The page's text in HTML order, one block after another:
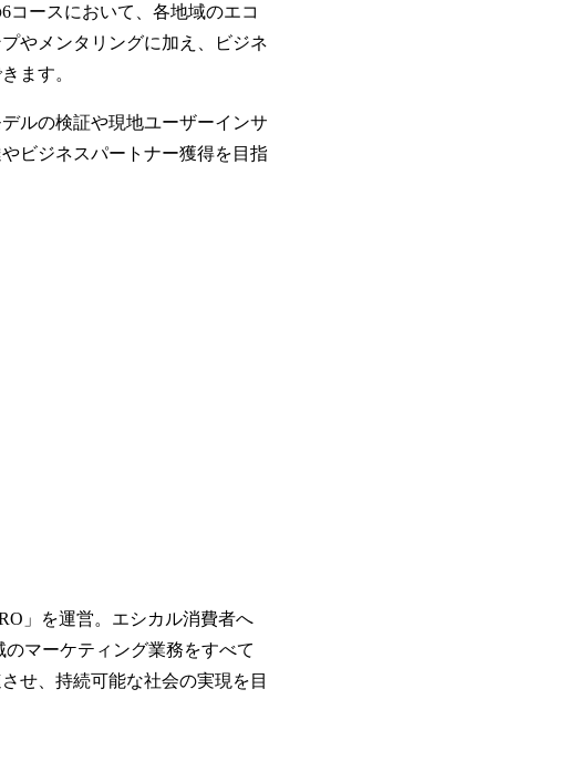
コースにおいて、各地域のエコ
やメンタリングに加え、ビジネ
ます。
ルの検証や現地ユーザーインサ
ビジネスパートナー獲得を目指
」を運営。エシカル消費者へ
マーケティング業務をすべて
せ、持続可能な社会の実現を目